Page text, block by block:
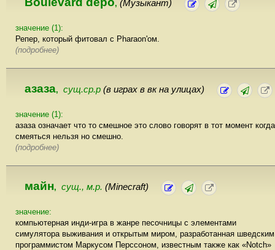
, (Музыкант)
значение (1):
Репер, который фитовал с Pharaon'ом.
(подробнее)
азаза, сущ.ср.р (в играх в вк на улицах)
значение (1):
азаза означает что то смешное это слово говорят в тот момент когда
смеяться нельзя но смешно.
(подробнее)
майн, сущ., м.р. (Minecraft)
значение:
компьютерная инди-игра в жанре песочницы с элементами
симулятора выживания и открытым миром, разработанная шведским
программистом Маркусом Перссоном, известным также как «Notch»